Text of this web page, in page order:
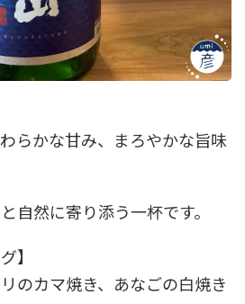
らかな甘み、まろやかな旨味
自然に寄り添う一杯です。
】
のカマ焼き、あなごの白焼き